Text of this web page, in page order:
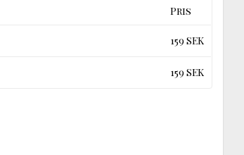
Pris
159 SEK
159 SEK